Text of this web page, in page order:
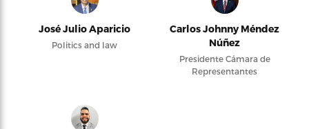
José Julio Aparicio
Politics and law
Carlos Johnny Méndez
Núñez
Presidente Cámara de
Representantes